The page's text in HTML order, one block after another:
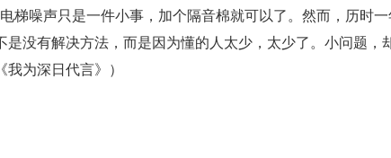
梯噪声只是一件小事，加个隔音棉就可以了。然而，历时
是没有解决方法，而是因为懂的人太少，太少了。小问题
为深日代言》）